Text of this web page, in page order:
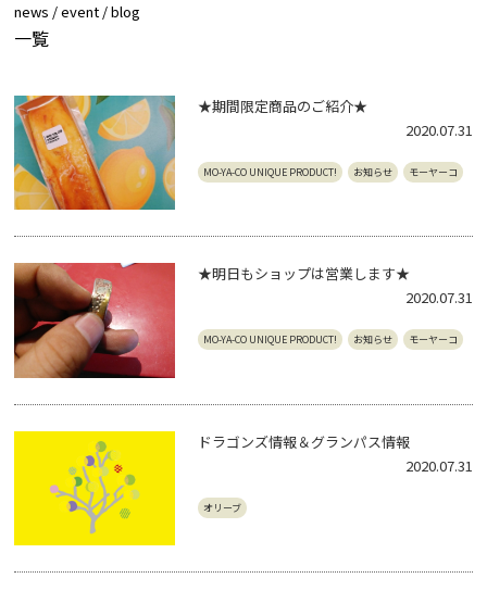
news / event / blog
一覧
★期間限定商品のご紹介★
2020.07.31
MO-YA-CO UNIQUE PRODUCT! お知らせ モーヤーコ
★明日もショップは営業します★
2020.07.31
MO-YA-CO UNIQUE PRODUCT! お知らせ モーヤーコ
ドラゴンズ情報＆グランパス情報
2020.07.31
オリーブ